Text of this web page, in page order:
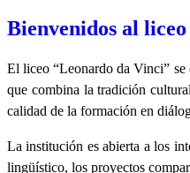
Bienvenidos al
El liceo “Leonardo da Vinci” se
que combina la tradición
calidad de la formación en
La institución es abierta a los
lingüístico, los proyectos